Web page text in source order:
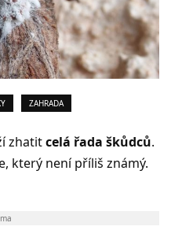
ZAHRADA
zhatitcelá řada škůdců.
který není příliš známý.